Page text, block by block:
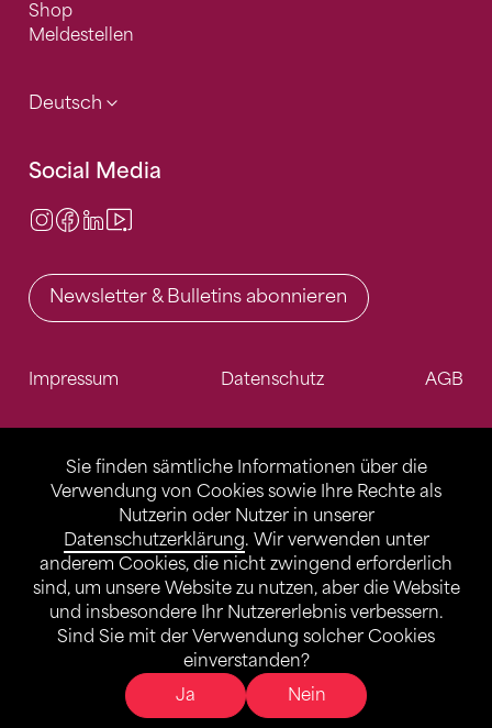
Sie finden sämtliche Informationen über die
Verwendung von Cookies sowie Ihre Rechte als
Nutzerin oder Nutzer in unserer
Datenschutzerklärung. Wir verwenden unter
anderem Cookies, die nicht zwingend erforderlich
sind, um unsere Website zu nutzen, aber die Website
und insbesondere Ihr Nutzererlebnis verbessern.
Sind Sie mit der Verwendung solcher Cookies
einverstanden?
Ja
Nein
Shop
Meldestellen
Deutsch
Social Media
Instagram
Facebook
LinkedIn
Newsletter & Bulletins abonnieren
Impressum Datenschutz AGB